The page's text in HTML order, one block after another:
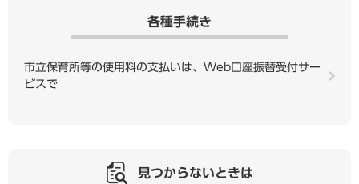
各種手続き
市立保育所等の使用料の支払いは、Web口座振替受付サー
ビスで
見つからないときは